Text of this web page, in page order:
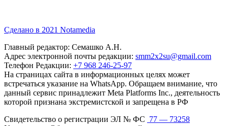
Сделано в 2021 Notamedia
Главный редактор: Семашко А.Н.
Адрес электронной почты редакции: smm2x2su@gmail.com
Телефон Редакции: +7 968 246-25-97
На страницах сайта в информационных целях может
встречаться указание на WhatsApp. Обращаем внимание, что
данный сервис принадлежит Meta Platforms Inc., деятельность
которой признана экстремистской и запрещена в РФ
Свидетельство о регистрации ЭЛ № ФС 77 — 73258